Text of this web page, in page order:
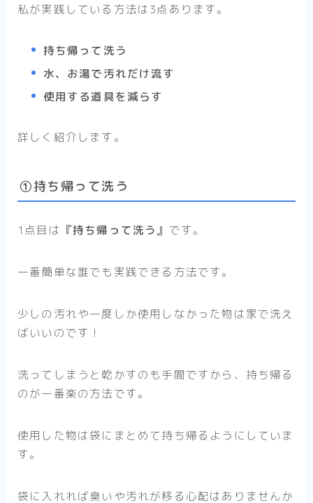
私が実践している方法は3点あります。
持ち帰って洗う
水、お湯で汚れだけ流す
使用する道具を減らす
詳しく紹介します。
①持ち帰って洗う
1点目は 『持ち帰って洗う』 です。
一番簡単な誰でも実践できる方法です。
少しの汚れや一度しか使用しなかった物は家で洗え
ばいいのです！
洗ってしまうと乾かすのも手間ですから、持ち帰る
のが一番楽の方法です。
使用した物は袋にまとめて持ち帰るようにしていま
す。
袋に入れれば臭いや汚れが移る心配はありませんか